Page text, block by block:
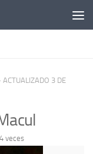
· ACTUALIZADO 3 DE
veces